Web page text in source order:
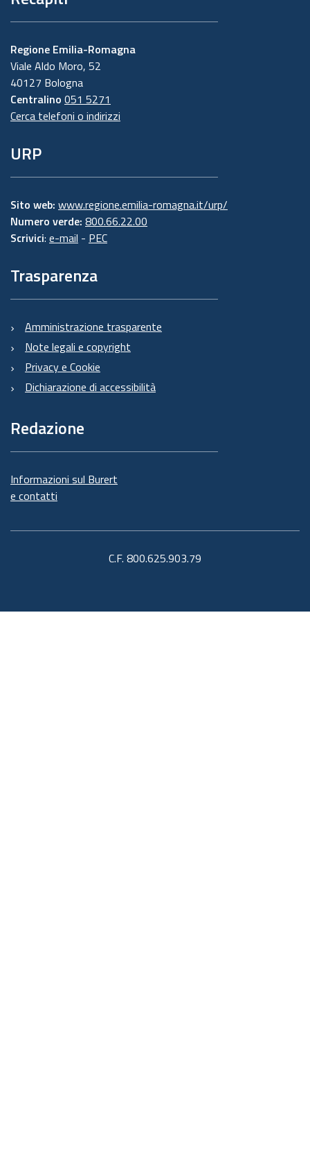
Regione Emilia-Romagna
Viale Aldo Moro, 52
40127 Bologna
Centralino 051 5271
Cerca telefoni o indirizzi
URP
Sito web: www.regione.emilia-romagna.it/urp/
Numero verde: 800.66.22.00
Scrivici: e-mail - PEC
Trasparenza
Amministrazione trasparente
Note legali e copyright
Privacy e Cookie
Dichiarazione di accessibilità
Redazione
Informazioni sul Burert
e contatti
C.F. 800.625.903.79